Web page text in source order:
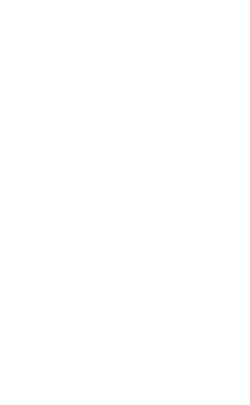
หรือใครสองแ
ไหนใครมีเม
📍 Ochaya ทุกสา